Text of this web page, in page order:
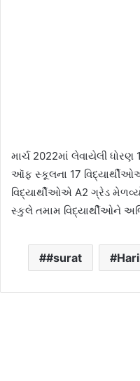
માર્ચ 2022માં લેવાયેલી ધોરણ
ઑફ સ્કૂલના 17
વિદ્યાર્થીઓએ A2 ગ્રેડ
સ્કુલે તમામ વિદ્યાર્થીઓને
#surat